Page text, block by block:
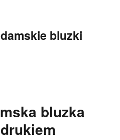
bluzki
bluzka